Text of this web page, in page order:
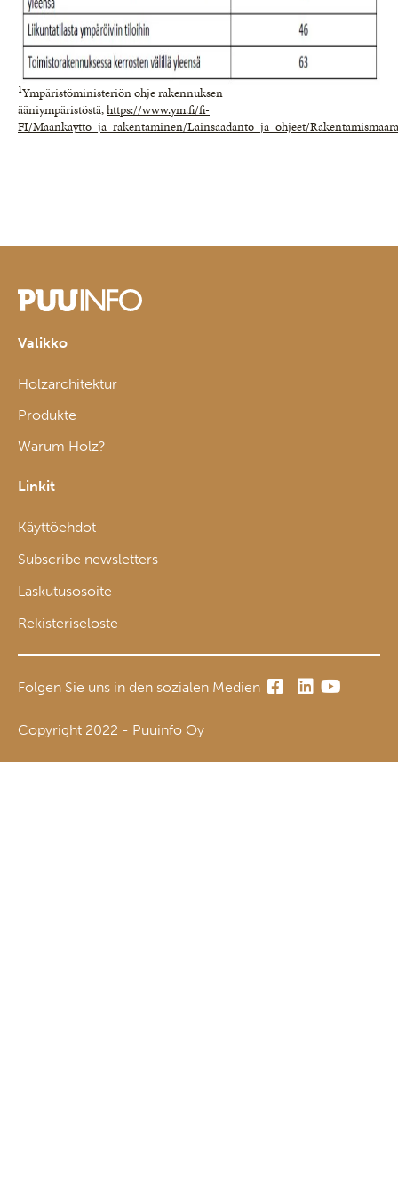
1Ympäristöministeriön ohje rakennuksen
ääniympäristöstä,https://www.ym.fi/fi-
FI/Maankaytto_ja_rakentaminen/Lainsaadanto_ja_ohjeet/
Valikko
Holzarchitektur
Produkte
Warum Holz?
Linkit
Käyttöehdot
Subscribe newsletters
Laskutusosoite
Rekisteriseloste
Folgen Sie uns in den sozialen Medien
Copyright 2022 - Puuinfo Oy